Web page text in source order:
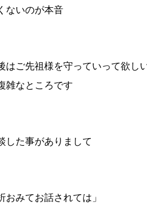
ないのが本音
はご先祖様を守っていって欲し
雑なところです
した事がありまして
おみてお話されては」